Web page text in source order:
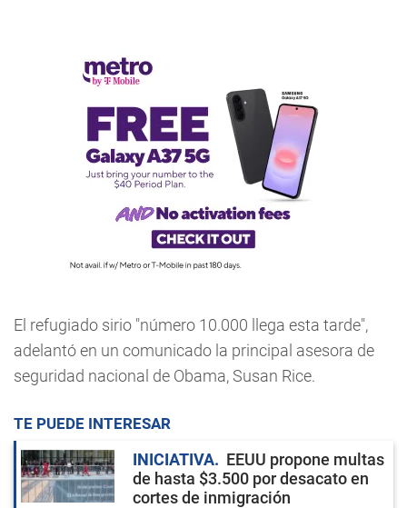
El refugiado sirio "número 10.000 llega esta tarde",
adelantó en un comunicado la principal asesora de
seguridad nacional de Obama, Susan Rice.
TE PUEDE INTERESAR
INICIATIVA
EEUU propone multas
de hasta $3.500 por desacato en
cortes de inmigración